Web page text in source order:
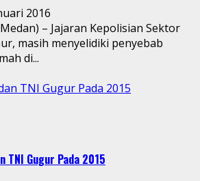
2016
– Jajaran Kepolisian Sektor
masih menyelidiki penyebab
di...
TNI Gugur Pada 2015
TNI Gugur Pada 2015